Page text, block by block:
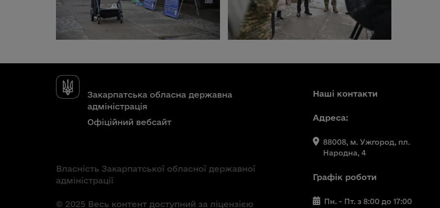
Закарпатська обласна державна
адміністрація
Офіційний вебсайт
Власність Закарпатської обласної державної
адміністрації
© 2025 Весь контент доступний за ліцензією
Наші контакти
Адреса:
88008, м. Ужгород, пл.
Народна, 4
Графік роботи
Пн. - Пт. з 8:00 до 17:00